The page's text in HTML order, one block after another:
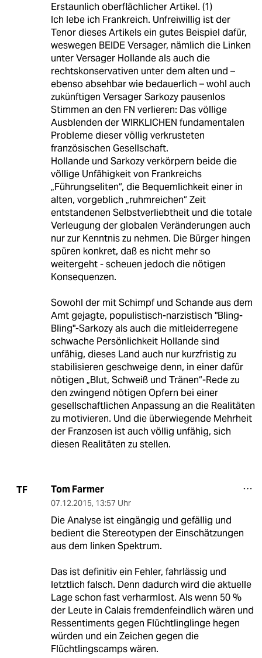
Erstaunlich oberflächlicher Artikel. (1)
Ich lebe ich Frankreich. Unfreiwillig ist der
Tenor dieses Artikels ein gutes Beispiel dafür,
weswegen BEIDE Versager, nämlich die Linken
unter Versager Hollande als auch die
rechtskonservativen unter dem alten und –
ebenso absehbar wie bedauerlich – wohl auch
zukünftigen Versager Sarkozy pausenlos
Stimmen an den FN verlieren: Das völlige
Ausblenden der WIRKLICHEN fundamentalen
Probleme dieser völlig verkrusteten
französischen Gesellschaft.
Hollande und Sarkozy verkörpern beide die
völlige Unfähigkeit von Frankreichs
„Führungseliten“, die Bequemlichkeit einer in
alten, vorgeblich „ruhmreichen“ Zeit
entstandenen Selbstverliebtheit und die totale
Verleugung der globalen Veränderungen auch
nur zur Kenntnis zu nehmen. Die Bürger hingen
spüren konkret, daß es nicht mehr so
weitergeht - scheuen jedoch die nötigen
Konsequenzen.
Sowohl der mit Schimpf und Schande aus dem
Amt gejagte, populistisch-narzistisch "Bling-
Bling"-Sarkozy als auch die mitleiderregene
schwache Persönlichkeit Hollande sind
unfähig, dieses Land auch nur kurzfristig zu
stabilisieren geschweige denn, in einer dafür
nötigen „Blut, Schweiß und Tränen“-Rede zu
den zwingend nötigen Opfern bei einer
gesellschaftlichen Anpassung an die Realitäten
zu motivieren. Und die überwiegende Mehrheit
der Franzosen ist auch völlig unfähig, sich
diesen Realitäten zu stellen.
TF Tom Farmer
07.12.2015, 13:57 Uhr
Die Analyse ist eingängig und gefällig und
bedient die Stereotypen der Einschätzungen
aus dem linken Spektrum.
Das ist definitiv ein Fehler, fahrlässig und
letztlich falsch. Denn dadurch wird die aktuelle
Lage schon fast verharmlost. Als wenn 50 %
der Leute in Calais fremdenfeindlich wären und
Ressentiments gegen Flüchtlinglinge hegen
würden und ein Zeichen gegen die
Flüchtlingscamps wären.